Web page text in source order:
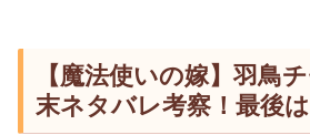
【魔法使いの嫁】羽鳥
末ネタバレ考察！最後